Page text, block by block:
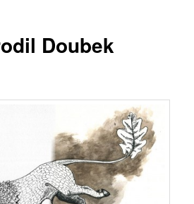
Doubek